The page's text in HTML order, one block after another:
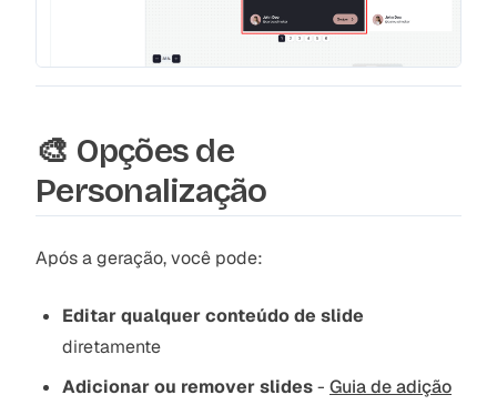
🎨 Opções de
Personalização
Após a geração, você pode:
Editar qualquer conteúdo de slide
diretamente
Adicionar ou remover slides- Guia de adição